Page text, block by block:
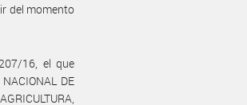
del momento
16, el que
DE